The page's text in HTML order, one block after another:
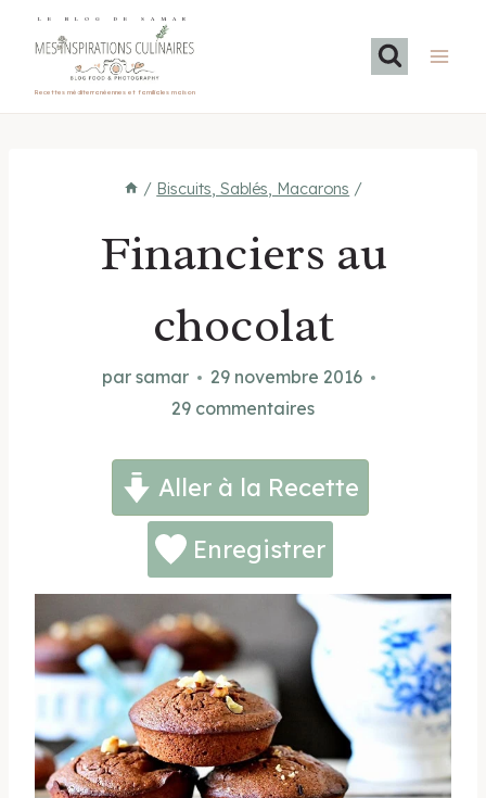
LE BLOG DE SAMAR
Recettes méditerranéennes et familiales maison
/ Biscuits, Sablés, Macarons /
Financiers au
chocolat
par samar
29 novembre 2016
29 commentaires
Aller à la Recette
Enregistrer